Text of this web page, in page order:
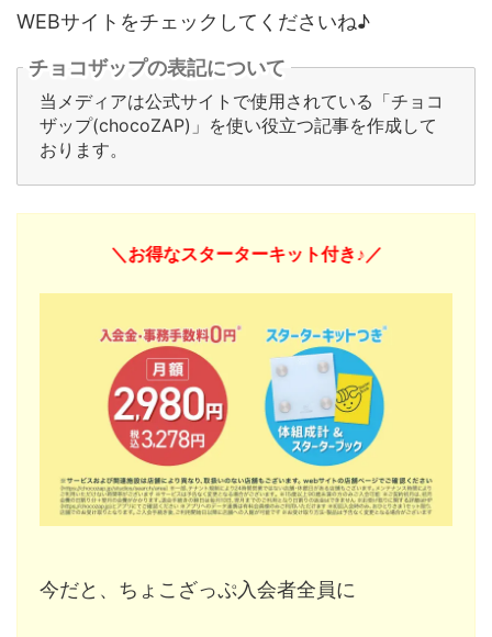
WEBサイトをチェックしてくださいね♪
チョコザップの表記について
当メディアは公式サイトで使用されている「チョコ
ザップ(chocoZAP)」を使い役立つ記事を作成して
おります。
＼お得なスターターキット付き♪／
今だと、ちょこざっぷ入会者全員に